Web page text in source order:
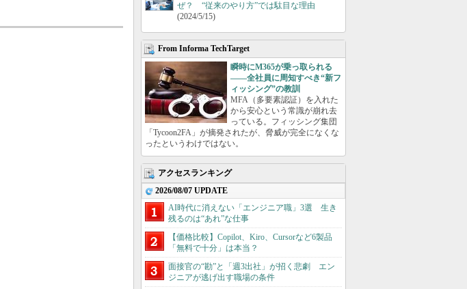
ぜ？ “従来のやり方”では駄目な理由
(2024/5/15)
From Informa TechTarget
瞬時にM365が乗っ取られる
――全社員に周知すべき“新フ
ィッシング”の教訓
MFA（多要素認証）を入れた
から安心という常識が崩れ去
っている。フィッシング集団
「Tycoon2FA」が摘発されたが、脅威が完全になくな
ったというわけではない。
アクセスランキング
2026/08/07 UPDATE
AI時代に消えない「エンジニア職」3選 生き
残るのは“あれ”な仕事
【価格比較】Copilot、Kiro、Cursorなど6製品
「無料で十分」は本当？
面接官の“勘”と「週3出社」が招く悲劇 エン
ジニアが逃げ出す職場の条件